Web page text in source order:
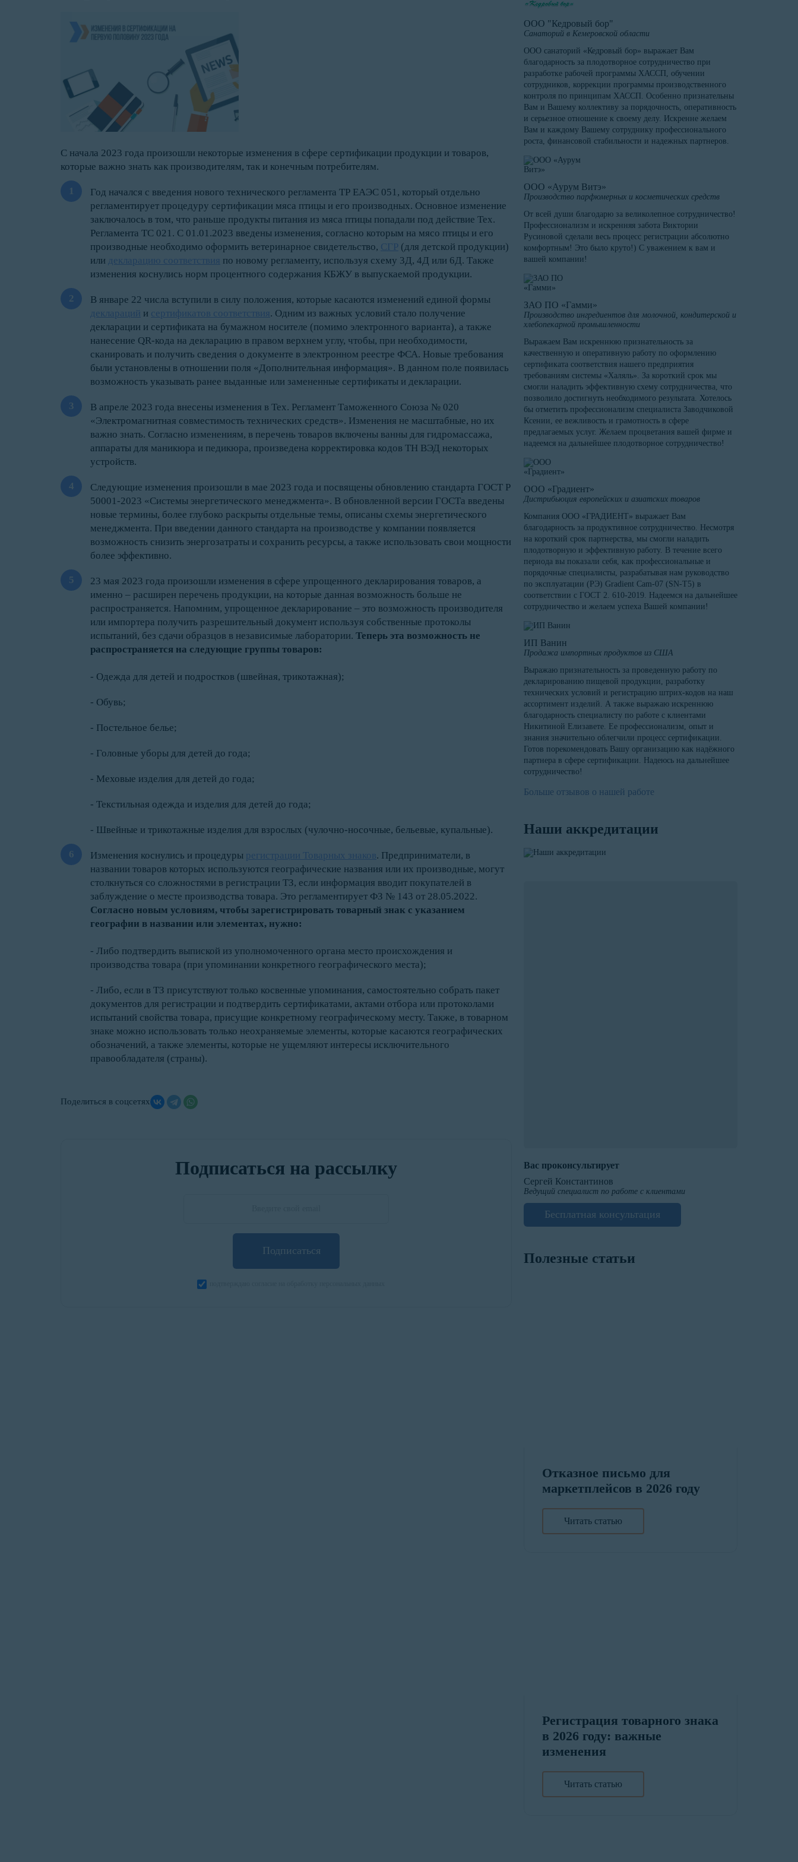
С начала 2023 года произошли некоторые изменения в сфере сертификации продукции и товаров,
которые важно знать как производителям, так и конечным потребителям.
Год начался с введения нового технического регламента ТР ЕАЭС 051, который отдельно
регламентирует процедуру сертификации мяса птицы и его производных. Основное изменение
заключалось в том, что раньше продукты питания из мяса птицы попадали под действие Тех.
Регламента ТС 021. С 01.01.2023 введены изменения, согласно которым на мясо птицы и его
производные необходимо оформить ветеринарное свидетельство, СГР (для детской продукции)
или декларацию соответствия по новому регламенту, используя схему 3Д, 4Д или 6Д. Также
изменения коснулись норм процентного содержания КБЖУ в выпускаемой продукции.
В январе 22 числа вступили в силу положения, которые касаются изменений единой формы
деклараций и сертификатов соответствия. Одним из важных условий стало получение
декларации и сертификата на бумажном носителе (помимо электронного варианта), а также
нанесение QR-кода на декларацию в правом верхнем углу, чтобы, при необходимости,
сканировать и получить сведения о документе в электронном реестре ФСА. Новые требования
были установлены в отношении поля «Дополнительная информация». В данном поле появилась
возможность указывать ранее выданные или замененные сертификаты и декларации.
В апреле 2023 года внесены изменения в Тех. Регламент Таможенного Союза № 020
«Электромагнитная совместимость технических средств». Изменения не масштабные, но их
важно знать. Согласно изменениям, в перечень товаров включены ванны для гидромассажа,
аппараты для маникюра и педикюра, произведена корректировка кодов ТН ВЭД некоторых
устройств.
Следующие изменения произошли в мае 2023 года и посвящены обновлению стандарта ГОСТ Р
50001-2023 «Системы энергетического менеджмента». В обновленной версии ГОСТа введены
новые термины, более глубоко раскрыты отдельные темы, описаны схемы энергетического
менеджмента. При введении данного стандарта на производстве у компании появляется
возможность снизить энергозатраты и сохранить ресурсы, а также использовать свои мощности
более эффективно.
23 мая 2023 года произошли изменения в сфере упрощенного декларирования товаров, а
именно – расширен перечень продукции, на которые данная возможность больше не
распространяется. Напомним, упрощенное декларирование – это возможность производителя
или импортера получить разрешительный документ используя собственные протоколы
испытаний, без сдачи образцов в независимые лаборатории. Теперь эта возможность не
распространяется на следующие группы товаров:
- Одежда для детей и подростков (швейная, трикотажная);
- Обувь;
- Постельное белье;
- Головные уборы для детей до года;
- Меховые изделия для детей до года;
- Текстильная одежда и изделия для детей до года;
- Швейные и трикотажные изделия для взрослых (чулочно-носочные, бельевые, купальные).
Изменения коснулись и процедуры регистрации Товарных знаков. Предприниматели, в
названии товаров которых используются географические названия или их производные, могут
столкнуться со сложностями в регистрации ТЗ, если информация вводит покупателей в
заблуждение о месте производства товара. Это регламентирует ФЗ № 143 от 28.05.2022.
Согласно новым условиям, чтобы зарегистрировать товарный знак с указанием
географии в названии или элементах, нужно:
- Либо подтвердить выпиской из уполномоченного органа место происхождения и
производства товара (при упоминании конкретного географического места);
- Либо, если в ТЗ присутствуют только косвенные упоминания, самостоятельно собрать пакет
документов для регистрации и подтвердить сертификатами, актами отбора или протоколами
испытаний свойства товара, присущие конкретному географическому месту. Также, в товарном
знаке можно использовать только неохраняемые элементы, которые касаются географических
обозначений, а также элементы, которые не ущемляют интересы исключительного
правообладателя (страны).
Поделиться в соцсетях
Подписаться на рассылку
Подписаться
ООО "Кедровый бор"
Санаторий в Кемеровской области
ООО санаторий «Кедровый бор» выражает Вам
благодарность за плодотворное сотрудничество при
разработке рабочей программы ХАССП, обучении
сотрудников, коррекции программы производственного
контроля по принципам ХАССП. Особенно признательны
Вам и Вашему коллективу за порядочность, оперативность
и серьезное отношение к своему делу. Искренне желаем
Вам и каждому Вашему сотруднику профессионального
роста, финансовой стабильности и надежных партнеров.
ООО «Аурум Витэ»
Производство парфюмерных и косметических средств
От всей души благодарю за великолепное сотрудничество!
Профессионализм и искренняя забота Виктории
Русиновой сделали весь процесс регистрации абсолютно
комфортным! Это было круто!) С уважением к вам и
вашей компании!
ЗАО ПО «Гамми»
Производство ингредиентов для молочной, кондитерской и
хлебопекарной промышленности
Выражаем Вам искреннюю признательность за
качественную и оперативную работу по оформлению
сертификата соответствия нашего предприятия
требованиям системы «Халяль». За короткий срок мы
смогли наладить эффективную схему сотрудничества, что
позволило достигнуть необходимого результата. Хотелось
бы отметить профессионализм специалиста Заводчиковой
Ксении, ее вежливость и грамотность в сфере
предлагаемых услуг. Желаем процветания вашей фирме и
надеемся на дальнейшее плодотворное сотрудничество!
ООО «Градиент»
Дистрибьюция европейских и азиатских товаров
Компания ООО «ГРАДИЕНТ» выражает Вам
благодарность за продуктивное сотрудничество. Несмотря
на короткий срок партнерства, мы смогли наладить
плодотворную и эффективную работу. В течение всего
периода вы показали себя, как профессиональные и
порядочные специалисты, разрабатывая нам руководство
по эксплуатации (РЭ) Gradient Cam-07 (SN-T5) в
соответствии с ГОСТ 2. 610-2019. Надеемся на дальнейшее
сотрудничество и желаем успеха Вашей компании!
ИП Ванин
Продажа импортных продуктов из США
Выражаю признательность за проведенную работу по
декларированию пищевой продукции, разработку
технических условий и регистрацию штрих-кодов на наш
ассортимент изделий. А также выражаю искреннюю
благодарность специалисту по работе с клиентами
Никитиной Елизавете. Ее профессионализм, опыт и
знания значительно облегчили процесс сертификации.
Готов порекомендовать Вашу организацию как надёжного
партнера в сфере сертификации. Надеюсь на дальнейшее
сотрудничество!
Больше отзывов о нашей работе
Наши аккредитации
Вас проконсультирует
Сергей Константинов
Ведущий специалист по работе с клиентами
Бесплатная консультация
Полезные статьи
Отказное письмо для
маркетплейсов в 2026 году
Читать статью
Регистрация товарного знака
в 2026 году: важные
изменения
Читать статью